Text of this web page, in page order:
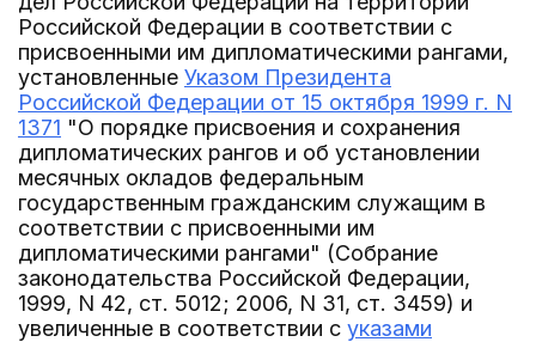
Российской Федерации в соответствии с
присвоенными им дипломатическими рангами,
установленные Указом Президента
Российской Федерации от 15 октября 1999 г. N
1371 "О порядке присвоения и сохранения
дипломатических рангов и об установлении
месячных окладов федеральным
государственным гражданским служащим в
соответствии с присвоенными им
дипломатическими рангами" (Собрание
законодательства Российской Федерации,
1999, N 42, ст. 5012; 2006, N 31, ст. 3459) и
увеличенные в соответствии с указами